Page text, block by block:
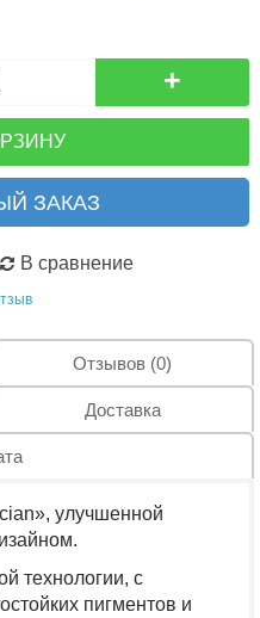
+
ЗАКАЗ
В сравнение
Отзывов (0)
Доставка
», улучшенной
технологии, с
пигментов и